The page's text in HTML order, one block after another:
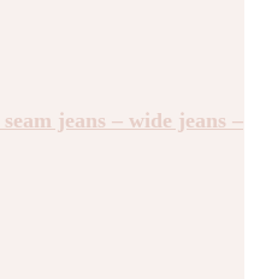
jeans – wide jeans –